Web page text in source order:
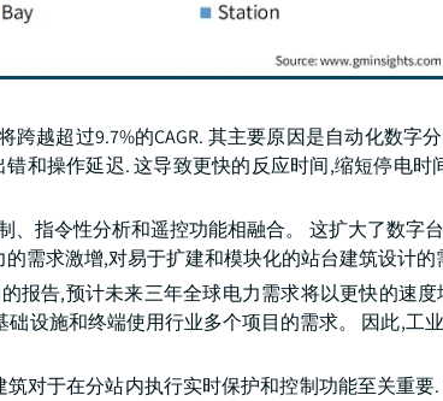
越超过9.7%的CAGR. 其主要原因是自动化数字
和操作延迟. 这导致更快的反应时间,缩短停电时
、指令性分析和遥控功能相融合。 这扩大了数字
需求激增,对易于扩建和模块化的站台建筑设计的
报告,预计未来三年全球电力需求将以更快的速度
设施和终端使用行业多个项目的需求。 因此,工
对于在分站内执行实时保护和控制功能至关重要